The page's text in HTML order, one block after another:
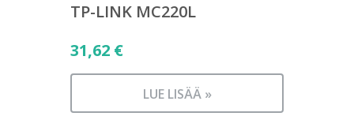
TP-LINK MC220L
31,62 €
LUE LISÄÄ »